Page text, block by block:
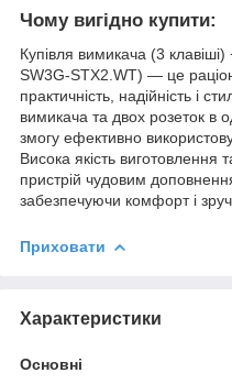
Чому вигідно купити:
Купівля вимикача (3
SW3G-STX2.WT) — це
практичність, надійність і
вимикача та двох розеток в
змогу ефективно
Висока якість виготовлення
пристрій чудовим
забезпечуючи комфорт і
Приховати
Характеристики
Основні